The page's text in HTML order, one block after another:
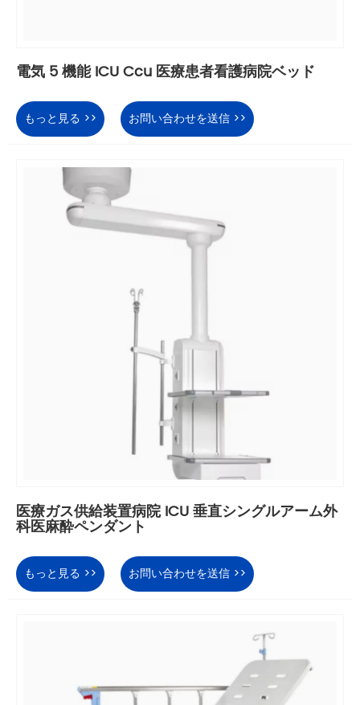
電気 5 機能 ICU Ccu 医療患者看護病院ベッド
もっと見る >> お問い合わせを送信 >>
医療ガス供給装置病院 ICU 垂直シングルアーム外
科医麻酔ペンダント
もっと見る >> お問い合わせを送信 >>